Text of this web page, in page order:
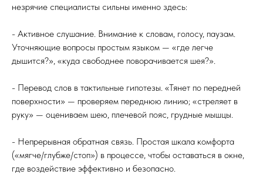
незрячие специалисты сильны именно здесь:
- Активное слушание. Внимание к словам, голосу, паузам.
Уточняющие вопросы простым языком — «где легче
дышится?», «куда свободнее поворачивается шея?».
- Перевод слов в тактильные гипотезы. «Тянет по передней
поверхности» — проверяем переднюю линию; «стреляет в
руку» — оцениваем шею, плечевой пояс, грудные мышцы.
- Непрерывная обратная связь. Простая шкала комфорта
(«мягче/глубже/стоп») в процессе, чтобы оставаться в окне,
где воздействие эффективно и безопасно.